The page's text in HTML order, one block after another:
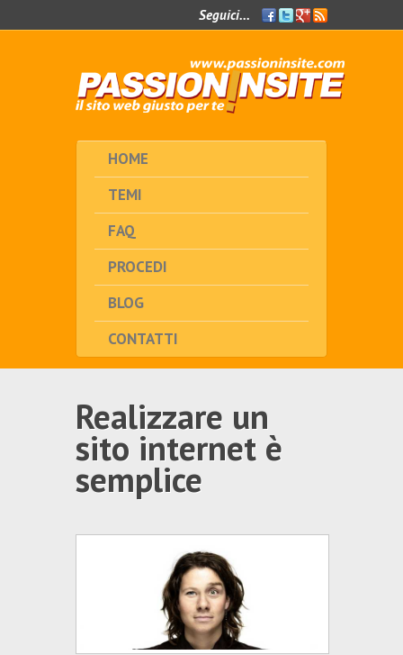
Seguici... Facebook
TwitterGoogle+
RSS
HOME
TEMI
FAQ
PROCEDI
BLOG
CONTATTI
Realizzare un
sito internet è
semplice